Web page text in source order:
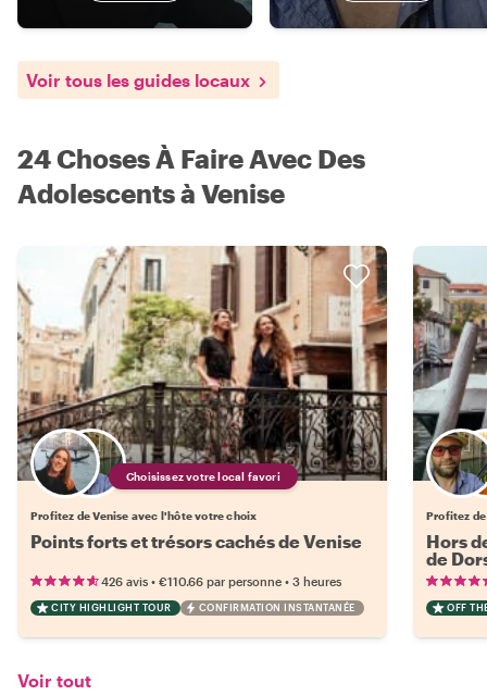
Voir tous les guides locaux
24 Choses À Faire Avec Des
Adolescents à Venise
Choisissez votre local favori
Profitez de Venise avec l'hôte votre choix
Points forts et trésors cachés de Venise
426 avis • €110.66 par personne • 3 heures
CITY HIGHLIGHT TOUR CONFIRMATION INSTANTANÉE
Profitez
Hors
de
OFF
Voir tout